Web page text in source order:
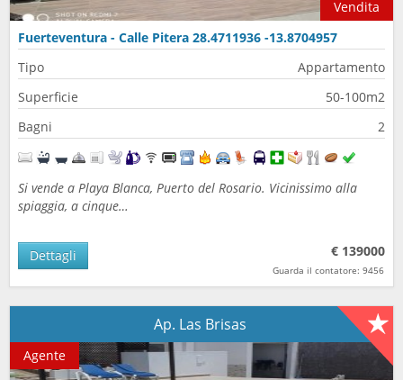
Vendita
Fuerteventura - Calle Pitera 28.4711936 -13.8704957
Tipo
Appartamento
Superficie
50-100m2
Bagni
2
Si vende a Playa Blanca, Puerto del Rosario. Vicinissimo alla
spiaggia, a cinque…
€ 139000
Guarda il contatore: 9456
Dettagli
Ap. Las Brisas
Agente